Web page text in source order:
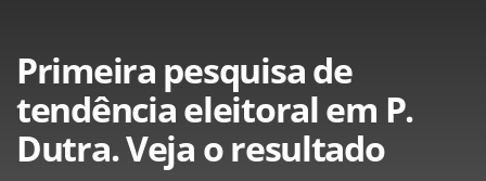
Primeira pesquisa de
tendência eleitoral em P.
Dutra. Veja o resultado